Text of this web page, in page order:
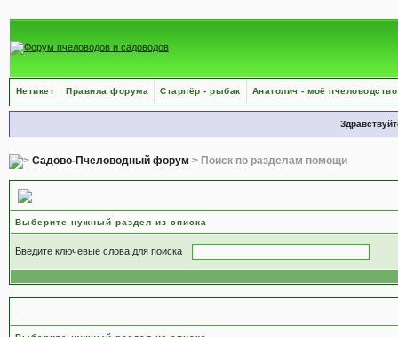
Нетикет Правила форума Старпёр - рыбак Анатолич - моё пчеловодство
Садово-Пчеловодный форум > Поиск по разделам помощи
Выберите нужный раздел из списка
Введите ключевые слова для поиска